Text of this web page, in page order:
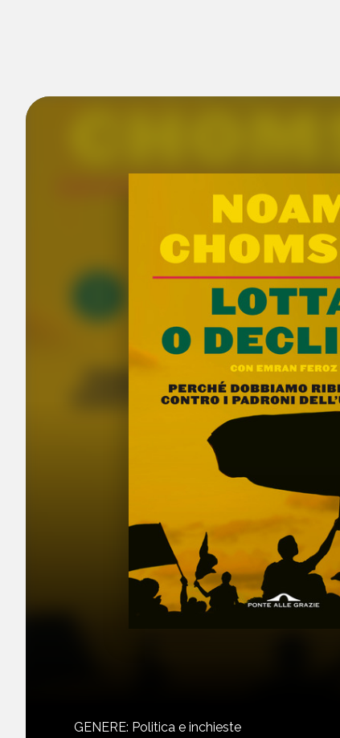
GENERE: Politica e inchieste